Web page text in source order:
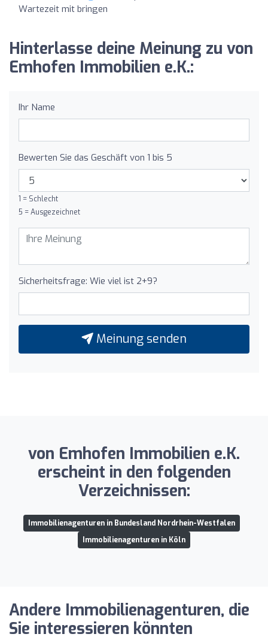
Wartezeit mit bringen
Hinterlasse deine Meinung zu von
Emhofen Immobilien e.K.:
Ihr Name
Bewerten Sie das Geschäft von 1 bis 5
1 = Schlecht
5 = Ausgezeichnet
Sicherheitsfrage: Wie viel ist 2+9?
Meinung senden
von Emhofen Immobilien e.K.
erscheint in den folgenden
Verzeichnissen:
Immobilienagenturen in Bundesland Nordrhein-Westfalen
Immobilienagenturen in Köln
Andere Immobilienagenturen, die
Sie interessieren könnten